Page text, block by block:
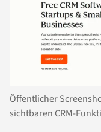
Öffentlicher
sichtbaren CRM-